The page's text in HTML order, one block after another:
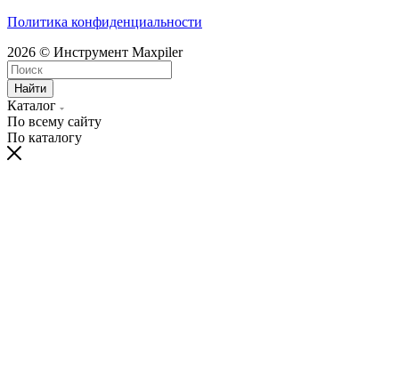
Политика конфиденциальности
2026 © Инструмент Maxpiler
Найти
Каталог
По всему сайту
По каталогу